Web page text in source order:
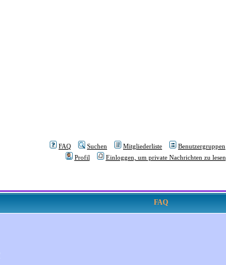
FAQ Suchen Mitgliederliste Benutzergruppen
Profil
Einloggen, um private Nachrichten zu lesen
FAQ